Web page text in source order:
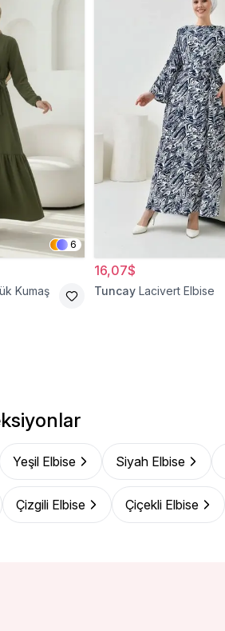
6
Kumaş
16,07$
Tuncay Lacivert Elbise
Yeşil Elbise Siyah Elbise
Çizgili Elbise Çiçekli Elbise